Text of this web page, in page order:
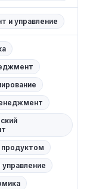
и управление
продуктом